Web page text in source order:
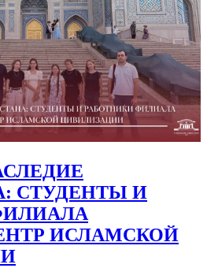
СТУДЕНТЫ И
ИСЛАМСКОЙ